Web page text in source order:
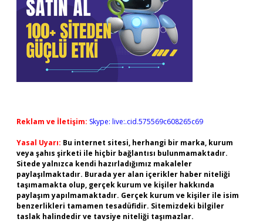
Reklam ve İletişim: Skype: live:.cid.575569c608265c69
Yasal Uyarı: Bu internet sitesi, herhangi bir marka, kurum
veya şahıs şirketi ile hiçbir bağlantısı bulunmamaktadır.
Sitede yalnızca kendi hazırladığımız makaleler
paylaşılmaktadır. Burada yer alan içerikler haber niteliği
taşımamakta olup, gerçek kurum ve kişiler hakkında
paylaşım yapılmamaktadır. Gerçek kurum ve kişiler ile isim
benzerlikleri tamamen tesadüfidir. Sitemizdeki bilgiler
taslak halindedir ve tavsiye niteliği taşımazlar.